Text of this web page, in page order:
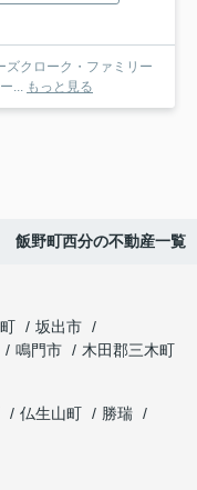
クローク・ファミリー
... もっと見る
飯野町西分の不動産一覧
坂出市
鳴門市
木田郡三木町
仏生山町
勝瑞